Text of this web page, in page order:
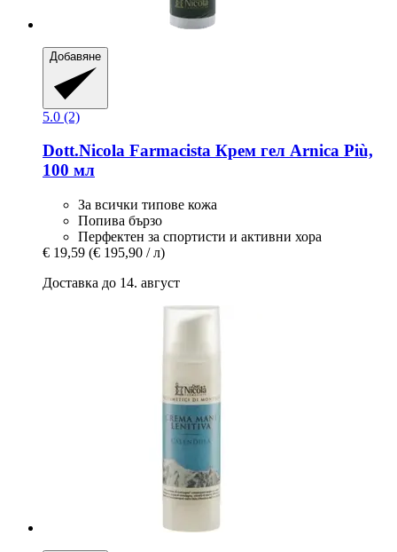
Добавяне
5.0 (2)
Dott.Nicola Farmacista Крем гел Arnica Più,
100 мл
За всички типове кожа
Попива бързо
Перфектен за спортисти и активни хора
€ 19,59 (€ 195,90 / л)
Доставка до 14. август